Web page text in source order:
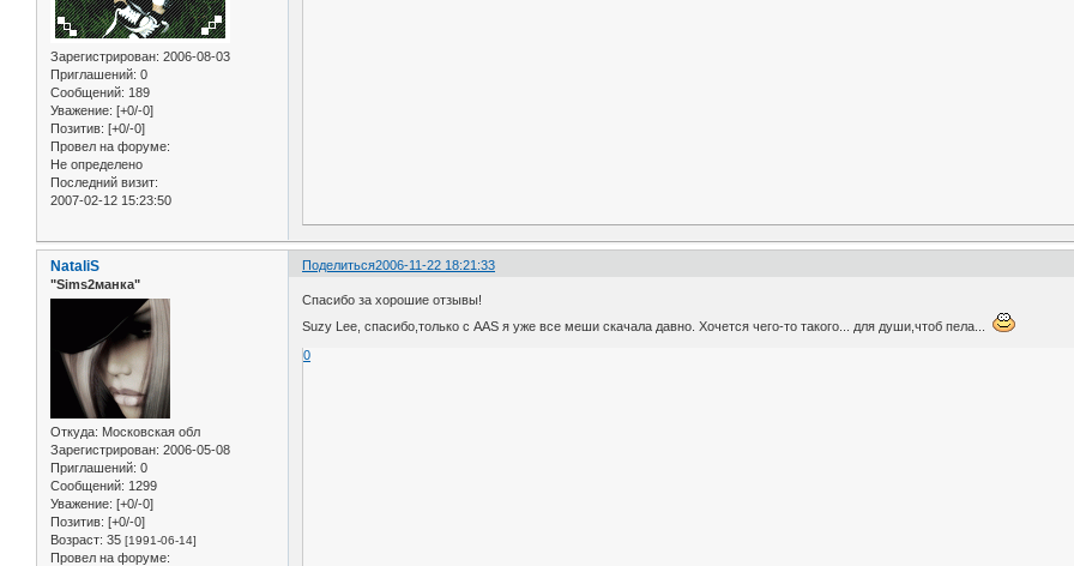
Зарегистрирован: 2006-08-03
Приглашений: 0
Сообщений: 189
Уважение: [+0/-0]
Позитив: [+0/-0]
Провел на форуме:
Не определено
Последний визит:
2007-02-12 15:23:50
Поделиться2006-11-22 18:21:33
NataliS
"Sims2манка"
Откуда: Московская обл
Зарегистрирован: 2006-05-08
Приглашений: 0
Сообщений: 1299
Уважение: [+0/-0]
Позитив: [+0/-0]
Возраст: 35 [1991-06-14]
Провел на форуме:
Спасибо за хорошие отзывы!
Suzy Lee, спасибо,только с AAS я уже все меши скачала давно. Хочется чего-то такого... для души,чтоб пела...
0